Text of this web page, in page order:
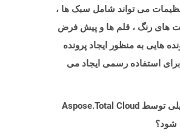
می تواند شامل سبک ها ،
های رنگ ، قلم ها و پیش فرض
هایی به منظور ایجاد پرونده
استفاده رسمی ایجاد می
چه فرمت های فایلی توسط Aspose.Total Cloud